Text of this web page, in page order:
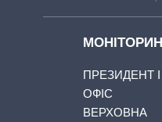
ПРЕЗИДЕНТ І
ОФІС
ВЕРХОВНА